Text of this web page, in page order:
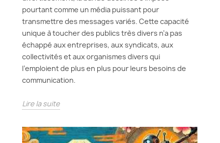
pourtant comme un média puissant pour
transmettre des messages variés. Cette capacité
unique à toucher des publics très divers n’a pas
échappé aux entreprises, aux syndicats, aux
collectivités et aux organismes divers qui
l’emploient de plus en plus pour leurs besoins de
communication.
Lire la suite